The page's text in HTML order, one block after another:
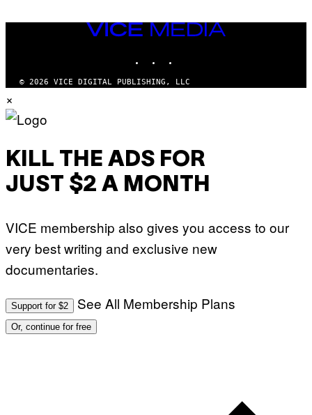
VICE
MEDIA
© 2026 VICE DIGITAL PUBLISHING, LLC
×
KILL THE ADS FOR
JUST $2 A MONTH
VICE membership also gives you access to our
very best writing and exclusive new
documentaries.
Support for $2 See All Membership Plans
Or, continue for free